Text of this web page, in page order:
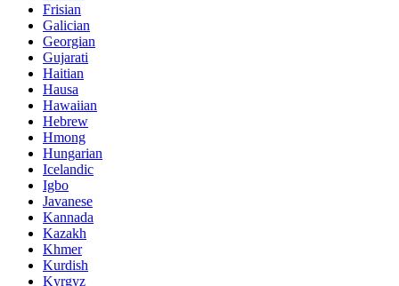
Frisian
Galician
Georgian
Gujarati
Haitian
Hausa
Hawaiian
Hebrew
Hmong
Hungarian
Icelandic
Igbo
Javanese
Kannada
Kazakh
Khmer
Kurdish
Kyrgyz